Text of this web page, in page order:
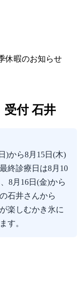
休暇のお知らせ
井
)から8月15日(木)
終診療日は8月10
8月16日(金)から
石井さんから
楽しむかき氷に
す。